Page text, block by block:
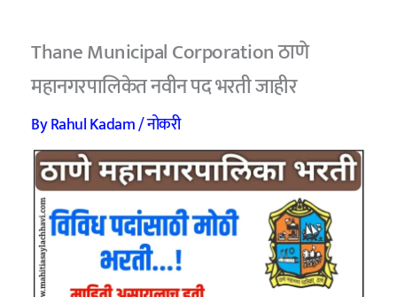
Thane Municipal Corporation ठाणे
महानगरपालिकेत नवीन पद भरती जाहीर
ByRahul Kadam/नोकरी